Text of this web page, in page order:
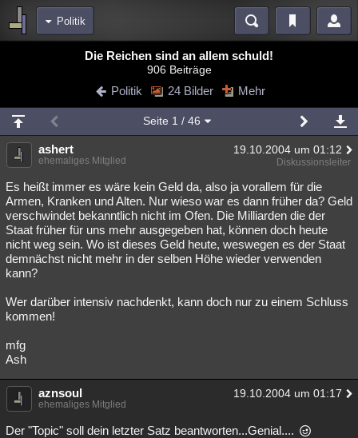
Politik
Blogs Videos
Chat Wiki Neuigkeiten
meine Rubriken
Menschen Mystery Kriminalfälle
Spiritualität Verschwörungen Technologie Ufologie
Natur Umfragen Unterhaltung
weitere Rubriken
Philosophie Träume Orte Esoterik Literatur
Astronomie Helpdesk Gruppen Gaming Filme
Übersichten
Lesenswert Schlüsselwörter
Die Reichen sind an allem schuld!
906 Beiträge
Politik 24 Bilder Mehr
Seite 1 / 46
ashert 19.10.2004 um 01:12
ehemaliges Mitglied Diskussionsleiter
Es heißt immer es wäre kein Geld da, also ja vorallem für die
Armen, Kranken und Alten. Nur wieso war es dann früher da? Geld
verschwindet bekanntlich nicht im Ofen. Die Milliarden die der
Staat früher für uns mehr ausgegeben hat, können doch heute
nicht weg sein. Wo ist dieses Geld heute, weswegen es der Staat
demnächst nicht mehr in der selben Höhe wieder verwenden
kann?
Wer darüber intensiv nachdenkt, kann doch nur zu einem Schluss
kommen!
mfg
Ash
aznsoul 19.10.2004 um 01:17
ehemaliges Mitglied
Der "Topic" soll dein letzter Satz beantworten...Genial....